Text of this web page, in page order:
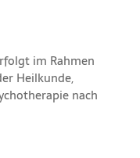
im Rahmen
Heilkunde,
nach